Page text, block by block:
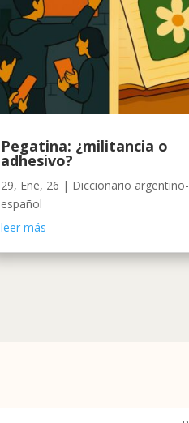
Pegatina: ¿militancia o
adhesivo?
29, Ene, 26 | Diccionario argentino-
español
leer más